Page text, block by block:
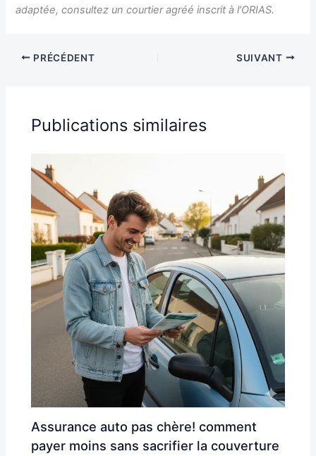
adaptée, consultez un courtier agréé inscrit à l’ORIAS.
PRÉCÉDENT SUIVANT
Publications similaires
Assurance auto pas chère! comment
payer moins sans sacrifier la couverture